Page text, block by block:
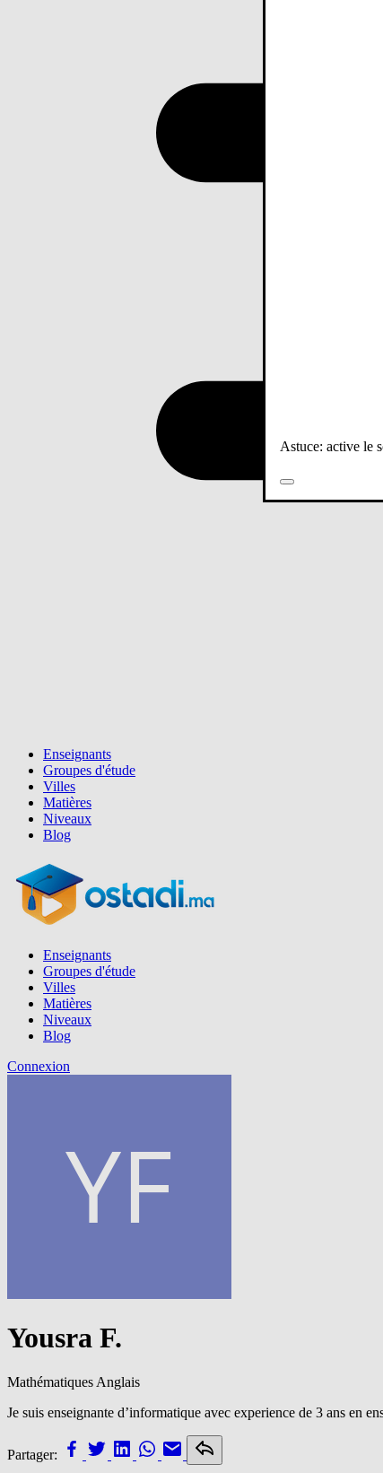
Enseignants
Groupes d'étude
Villes
Matières
Niveaux
Blog
Enseignants
Groupes d'étude
Villes
Matières
Niveaux
Blog
Connexion
Astuce: active le
Yousra F.
Mathématiques Anglais
Je suis enseignante d’informatique avec experience de 3 ans en
Partager: